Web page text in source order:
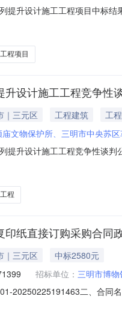
提升设计施工工程项目中标
价中标法确定中标人。四、
程项目
升设计施工工程竞争性
｜三元区 工程建筑
工程
文物保护所、三明市中央苏
提升设计施工工程竞争性谈
展厅陈列提升设计施工工程1
三级房
程
纸直接订购采购合同
｜三元区
中标2580元
招标单位： 三明市博
20250225191463二、合同